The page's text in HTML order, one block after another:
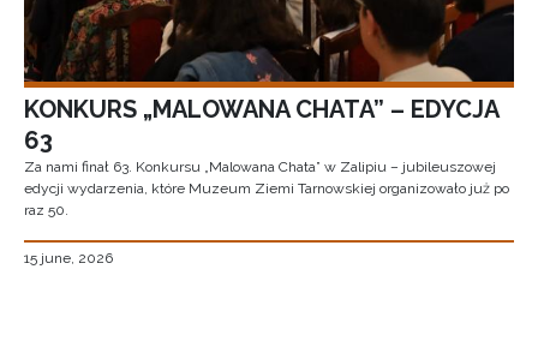
KONKURS „MALOWANA CHATA” – EDYCJA
63
Za nami finał 63. Konkursu „Malowana Chata” w Zalipiu – jubileuszowej
edycji wydarzenia, które Muzeum Ziemi Tarnowskiej organizowało już po
raz 50.
15 june, 2026